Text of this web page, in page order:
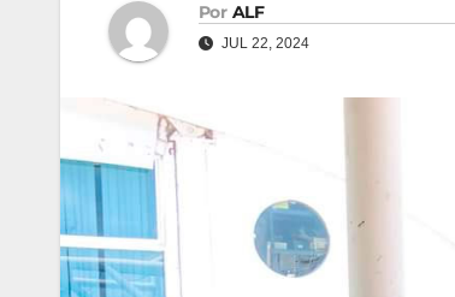
Por ALF
JUL 22, 2024